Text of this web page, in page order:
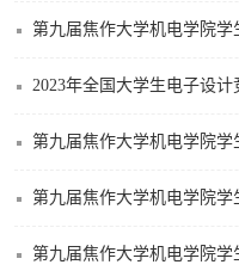
第九届焦作大学机电学院
2023年全国大学生电子设
第九届焦作大学机电学院
第九届焦作大学机电学院
第九届焦作大学机电学院